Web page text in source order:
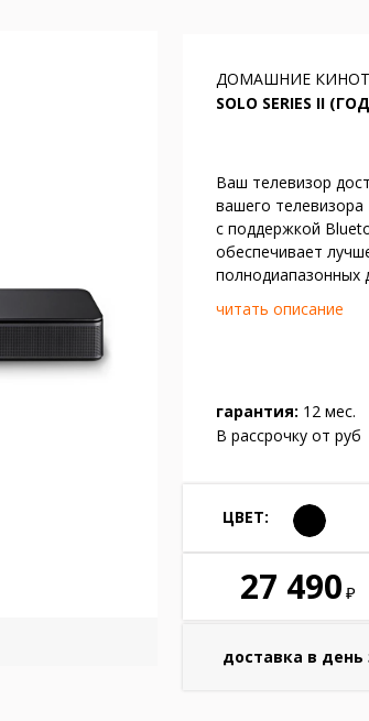
ДОМАШНИЕ
SOLO SERIES II
Ваш телевизор
вашего телевизора
с поддержкой
обеспечивает
полнодиапазонных
читать описание
гарантия: 12 мес.
В рассрочку от руб
ЦВЕТ:
27 490 ₽
доставка в день